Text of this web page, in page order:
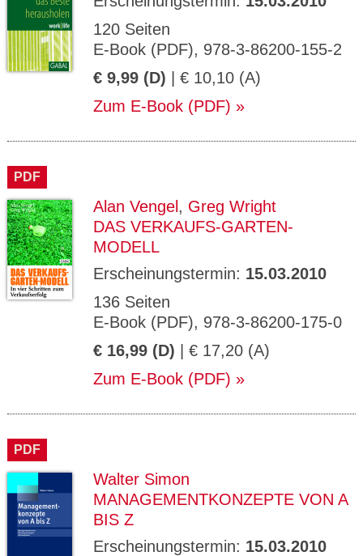
120 Seiten
E-Book (PDF), 978-3-86200-155-2
€ 9,99 (D) | € 10,10 (A)
Zum E-Book (PDF)
PDF
Alan Vengel , Greg Wright
DAS VERKAUFS-GARTEN-
MODELL
Erscheinungstermin: 15.03.2010
136 Seiten
E-Book (PDF), 978-3-86200-175-0
€ 16,99 (D) | € 17,20 (A)
Zum E-Book (PDF)
PDF
Walter Simon
MANAGEMENTKONZEPTE VON A
BIS Z
Erscheinungstermin: 15.03.2010